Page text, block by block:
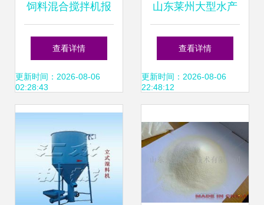
饲料混合搅拌机报
价与厂家选择指南
查看详情
更新时间：2026-08-06
02:28:43
山东莱州大型水产
饲料公司100%股
权转让，聚焦水产
产
查看详情
更新时间：2026-08-06
22:48:12